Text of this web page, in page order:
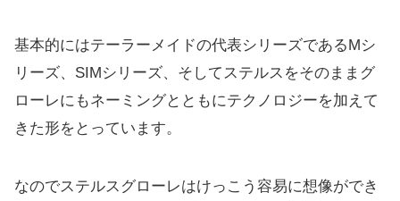
基本的にはテーラーメイドの代表シリーズであるMシ
リーズ、SIMシリーズ、 そしてステルスをそのままグ
ローレにもネーミングとともにテクノ ロジーを加えて
きた形をとっています。
なのでステルスグローレはけっこう容易に想像ができ